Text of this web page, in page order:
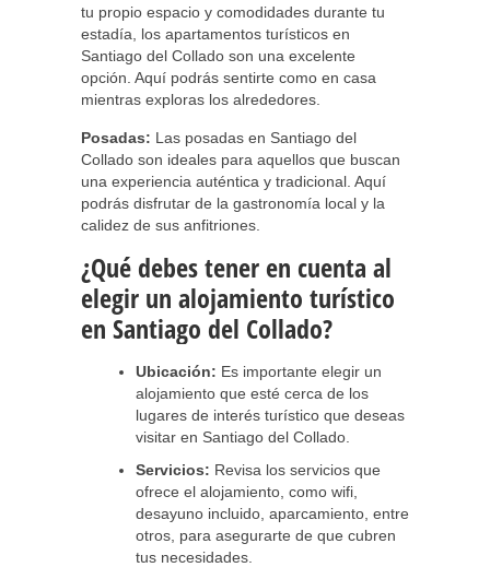
tu propio espacio y comodidades durante tu
estadía, los apartamentos turísticos en
Santiago del Collado son una excelente
opción. Aquí podrás sentirte como en casa
mientras exploras los alrededores.
Posadas: Las posadas en Santiago del
Collado son ideales para aquellos que buscan
una experiencia auténtica y tradicional. Aquí
podrás disfrutar de la gastronomía local y la
calidez de sus anfitriones.
¿Qué debes tener en cuenta al
elegir un alojamiento turístico
en Santiago del Collado?
Ubicación: Es importante elegir un
alojamiento que esté cerca de los
lugares de interés turístico que deseas
visitar en Santiago del Collado.
Servicios: Revisa los servicios que
ofrece el alojamiento, como wifi,
desayuno incluido, aparcamiento, entre
otros, para asegurarte de que cubren
tus necesidades.